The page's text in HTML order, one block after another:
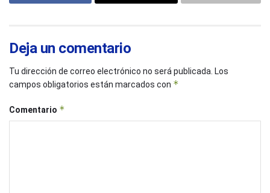
Deja un comentario
Tu dirección de correo electrónico no será publicada. Los
campos obligatorios están marcados con *
Comentario *